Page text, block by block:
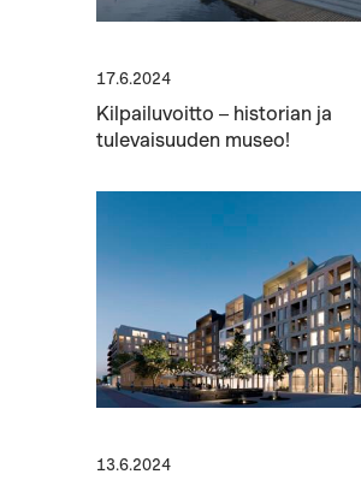
17.6.2024
Kilpailuvoitto – historian ja
tulevaisuuden museo!
13.6.2024